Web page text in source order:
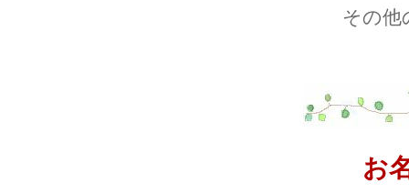
その他
お